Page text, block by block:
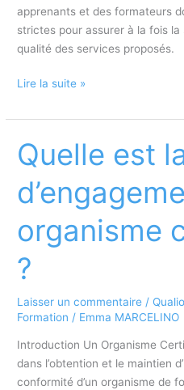
apprenants et des formateurs
strictes pour assurer à la fois
qualité des services proposés.
Qualiopi
RGPD
comment
la
des
données
personnelles
un
organisme
de
formation
?
Lire la suite »
Quelle est
organisme
?
Laisser un commentaire /
Formation / Emma MARCELINO
Introduction Un Organisme
dans l’obtention et le maintien
conformité d’un organisme de